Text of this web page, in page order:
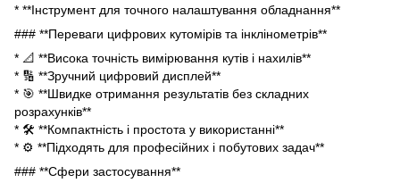
* **Інструмент для точного налаштування обладнання**
### **Переваги цифрових кутомірів та інклінометрів**
* 📐 **Висока точність вимірювання кутів і нахилів**
* 🔢 **Зручний цифровий дисплей**
* 🎯 **Швидке отримання результатів без складних
розрахунків**
* 🛠 **Компактність і простота у використанні**
* ⚙ **Підходять для професійних і побутових задач**
### **Сфери застосування**